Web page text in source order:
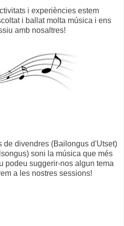
i experiències estem
i ballat molta música i ens
amb nosaltres!
de divendres (Bailongus d'Utset)
soni la música que més
podeu suggerir-nos algun tema
a les nostres sessions!